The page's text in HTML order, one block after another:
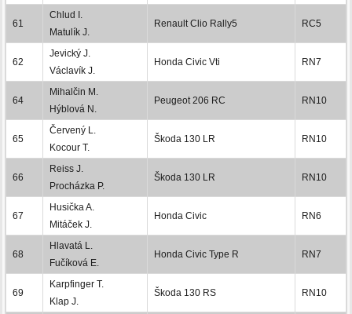
61
Chlud I.
Matulík J.
Renault Clio Rally5 RC5
62
Jevický J.
Václavík J.
Honda Civic Vti RN7
64
Mihalčin M.
Hýblová N.
Peugeot 206 RC RN10
65
Červený L.
Kocour T.
Škoda 130 LR RN10
66
Reiss J.
Procházka P.
Škoda 130 LR RN10
67
Husička A.
Mitáček J.
Honda Civic RN6
68
Hlavatá L.
Fučíková E.
Honda Civic Type R RN7
69
Karpfinger T.
Klap J.
Škoda 130 RS RN10